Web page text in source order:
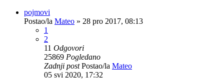
pojmovi
Postao/la Mateo » 28 pro 2017, 08:13
1
2
11 Odgovori
25869 Pogledano
Zadnji postPostao/la Mateo
05 svi 2020, 17:32